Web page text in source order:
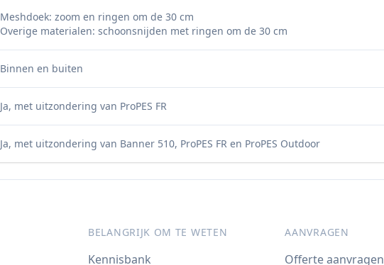
Meshdoek: zoom en ringen om de 30 cm
Overige materialen: schoonsnijden met ringen om de 30 cm
Binnen en buiten
Ja, met uitzondering van ProPES FR
Ja, met uitzondering van Banner 510, ProPES FR en ProPES Outdoor
BELANGRIJK OM TE WETEN
Kennisbank
AANVRAGEN
Offerte aanvragen